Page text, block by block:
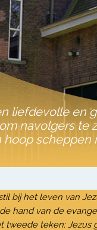
liefdevolle en
navolgers te
hoop scheppen
bij het leven van
hand van de
tweede teken: Jezus